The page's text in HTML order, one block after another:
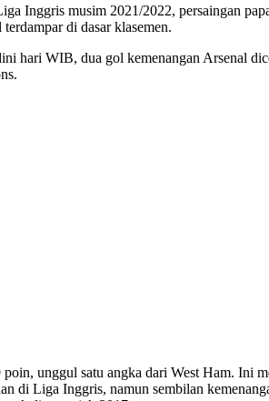
Inggris musim 2021/2022, persaingan
di dasar klasemen.
hari WIB, dua gol kemenangan Arsenal
unggul satu angka dari West Ham. Ini
di Liga Inggris, namun sembilan